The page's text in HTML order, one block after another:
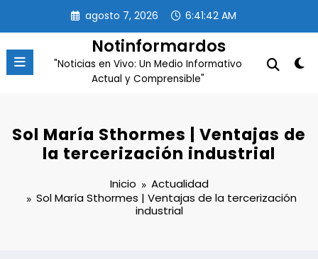
contenido
agosto 7, 2026 6:41:43 AM
Notinformardos
"Noticias en Vivo: Un Medio Informativo
Actual y Comprensible"
Sol María Sthormes | Ventajas de
la tercerización industrial
Inicio
Actualidad
Sol María Sthormes | Ventajas de la tercerización
industrial